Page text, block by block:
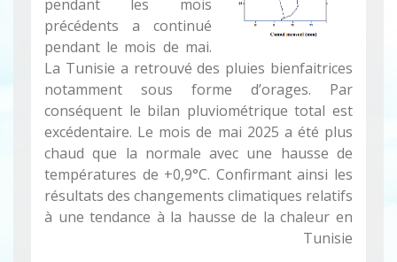
pendant les mois
précédents a continué
pendant le mois de mai.
La Tunisie a retrouvé des pluies bienfaitrices
notamment sous forme d’orages. Par
conséquent le bilan pluviométrique total est
excédentaire. Le mois de mai 2025 a été plus
chaud que la normale avec une hausse de
températures de +0,9°C. Confirmant ainsi les
résultats des changements climatiques relatifs
à une tendance à la hausse de la chaleur en
Tunisie